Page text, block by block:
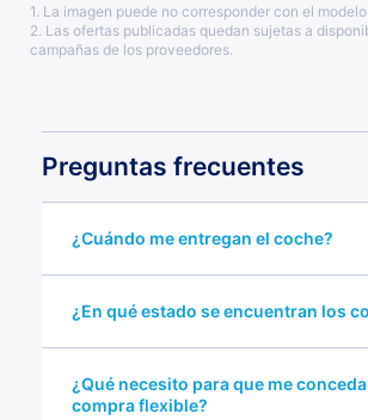
1. La imagen puede no corresponder con el
2. Las ofertas publicadas quedan sujetas a
campañas de los proveedores.
Preguntas frecuentes
¿Cuándo me entregan el coche?
¿En qué estado se encuentran los
¿Qué necesito para que me
compra flexible?